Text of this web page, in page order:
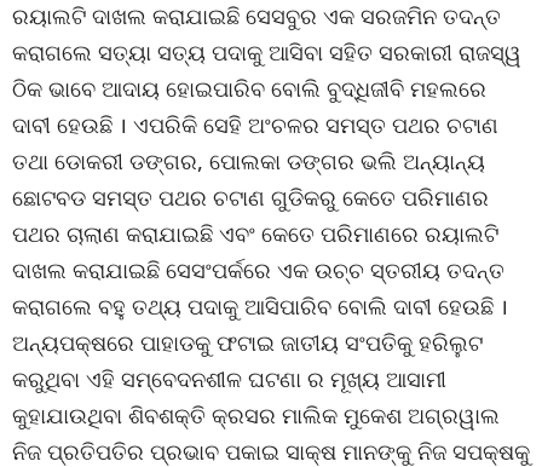
ରୟାଲଟି ଦାଖଲ କରାଯାଇଛି ସେସବୁର ଏକ ସରଜମିନ ତଦନ୍ତ
କରାଗଲେ ସତ୍ୟା ସତ୍ୟ ପଦାକୁ ଆସିବା ସହିତ ସରକାରୀ ରାଜସ୍ୱ
ଠିକ ଭାବେ ଆଦାୟ ହୋଇପାରିବ ବୋଲି ବୁଦ୍ଧିଜୀବି ମହଲରେ
ଦାବୀ ହେଉଛି । ଏପରିକି ସେହି ଅଂଚଳର ସମସ୍ତ ପଥର ଚଟାଣ
ତଥା ଡୋକରୀ ଡଙ୍ଗର, ପୋଲକା ଡଙ୍ଗର ଭଲି ଅନ୍ୟାନ୍ୟ
ଛୋଟବଡ ସମସ୍ତ ପଥର ଚଟାଣ ଗୁଡିକରୁ କେତେ ପରିମାଣର
ପଥର ଚାଲାଣ କରାଯାଇଛି ଏବଂ କେତେ ପରିମାଣରେ ରୟାଲଟି
ଦାଖଲ କରାଯାଇଛି ସେସଂପର୍କରେ ଏକ ଉଚ୍ଚ ସ୍ତରୀୟ ତଦନ୍ତ
କରାଗଲେ ବହୁ ତଥ୍ୟ ପଦାକୁ ଆସିପାରିବ ବୋଲି ଦାବୀ ହେଉଛି ।
ଅନ୍ୟପକ୍ଷରେ ପାହାଡକୁ ଫଟାଇ ଜାତୀୟ ସଂପତିକୁ ହରିଲୁଟ
କରୁଥିବା ଏହି ସମ୍ବେଦନଶୀଳ ଘଟଣା ର ମୂଖ୍ୟ ଆସାମୀ
କୁହାଯାଉଥିବା ଶିବଶକ୍ତି କ୍ରସର ମାଲିକ ମୁକେଶ ଅଗ୍ରୱାଲ
ନିଜ ପ୍ରତିପତିର ପ୍ରଭାବ ପକାଇ ସାକ୍ଷ ମାନଙ୍କୁ ନିଜ ସପକ୍ଷକୁ